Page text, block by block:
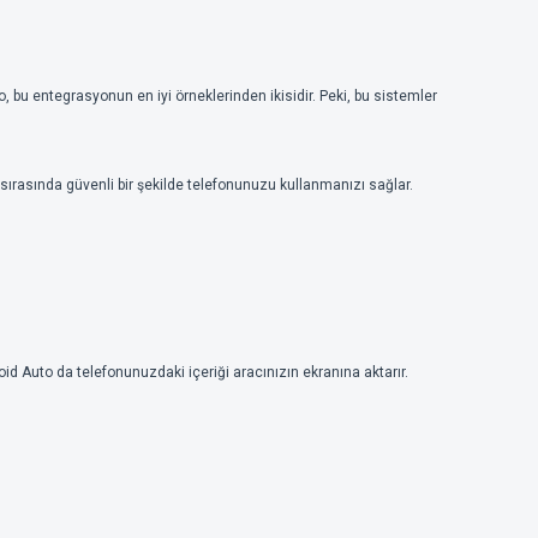
bu entegrasyonun en iyi örneklerinden ikisidir. Peki, bu sistemler
güvenli bir şekilde telefonunuzu kullanmanızı sağlar.
Auto da telefonunuzdaki içeriği aracınızın ekranına aktarır.